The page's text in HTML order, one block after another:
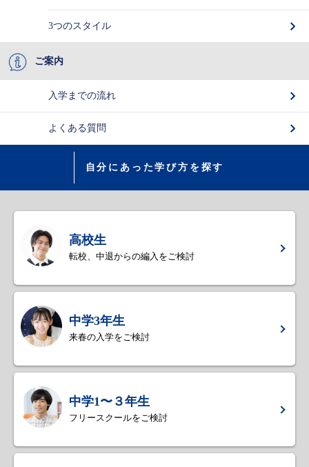
3つのスタイル
ご案内
入学までの流れ
よくある質問
自分にあった学び方を探す
高校生
転校、中退からの編入をご検討
中学3年生
来春の入学をご検討
中学1〜３年生
フリースクールをご検討